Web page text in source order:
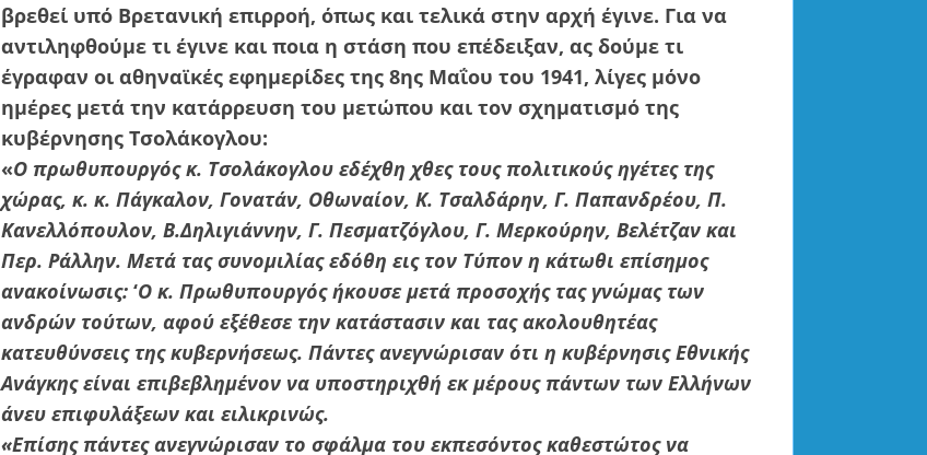
βρεθεί υπό Βρετανική επιρροή, όπως και τελικά στην αρχή έγινε. Για να
αντιληφθούμε τι έγινε και ποια η στάση που επέδειξαν, ας δούμε τι
έγραφαν οι αθηναϊκές εφημερίδες της 8ης Μαΐου του 1941, λίγες μόνο
ημέρες μετά την κατάρρευση του μετώπου και τον σχηματισμό της
κυβέρνησης Τσολάκογλου:
«Ο πρωθυπουργός κ. Τσολάκογλου εδέχθη χθες τους πολιτικούς ηγέτες της
χώρας, κ. κ. Πάγκαλον, Γονατάν, Οθωναίον, Κ. Τσαλδάρην, Γ. Παπανδρέου, Π.
Κανελλόπουλον, Β.Δηλιγιάννην, Γ. Πεσματζόγλου, Γ. Μερκούρην, Βελέτζαν και
Περ. Ράλλην. Μετά τας συνομιλίας εδόθη εις τον Τύπον η κάτωθι επίσημος
ανακοίνωσις: ‘Ο κ. Πρωθυπουργός ήκουσε μετά προσοχής τας γνώμας των
ανδρών τούτων, αφού εξέθεσε την κατάστασιν και τας ακολουθητέας
κατευθύνσεις της κυβερνήσεως. Πάντες ανεγνώρισαν ότι η κυβέρνησις Εθνικής
Ανάγκης είναι επιβεβλημένον να υποστηριχθή εκ μέρους πάντων των Ελλήνων
άνευ επιφυλάξεων και ειλικρινώς.
«Επίσης πάντες ανεγνώρισαν το σφάλμα του εκπεσόντος καθεστώτος να